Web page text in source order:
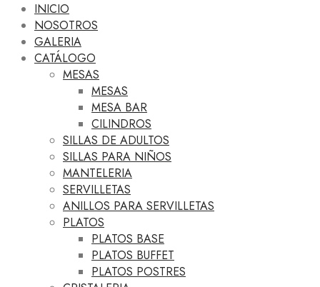
INICIO
NOSOTROS
GALERIA
CATÁLOGO
MESAS
MESAS
MESA BAR
CILINDROS
SILLAS DE ADULTOS
SILLAS PARA NIÑOS
MANTELERIA
SERVILLETAS
ANILLOS PARA SERVILLETAS
PLATOS
PLATOS BASE
PLATOS BUFFET
PLATOS POSTRES